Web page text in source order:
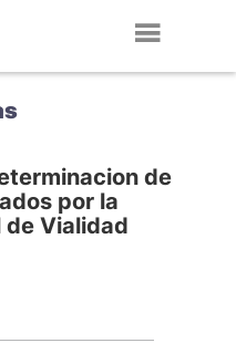
de
por la
de Vialidad